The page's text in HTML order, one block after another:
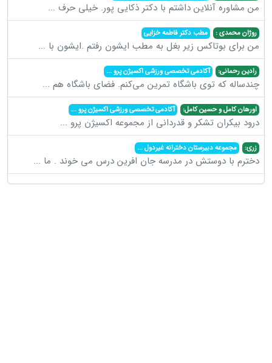
من مشاوره آنلاین داشتم با دکتر ذکایی پور. خیلی حرف ...
روژان محمدی : مطب دکتر فاطمه خزایی
من برای بوتاکس زیر بغل به مطب ایشون رفتم .ایشون با ...
رادین رحمانی: آکادمی تخصصی ورزشی اکسیژن پرو...
چندساله که توی باشگاه تمرین می‌کنم. فضای باشگاه هم ...
اورهان کامل و حسین کامل: آکادمی تخصصی ورزشی اکسیژن پرو...
درود بیکران تشکر و قدردانی از مجموعه اکسیژن پرو ...
زری: مجموعه دبیرستان دخترانه غیردول...
دخترم با دوستش در مدرسه جان افرین درس می خوند . ما ...